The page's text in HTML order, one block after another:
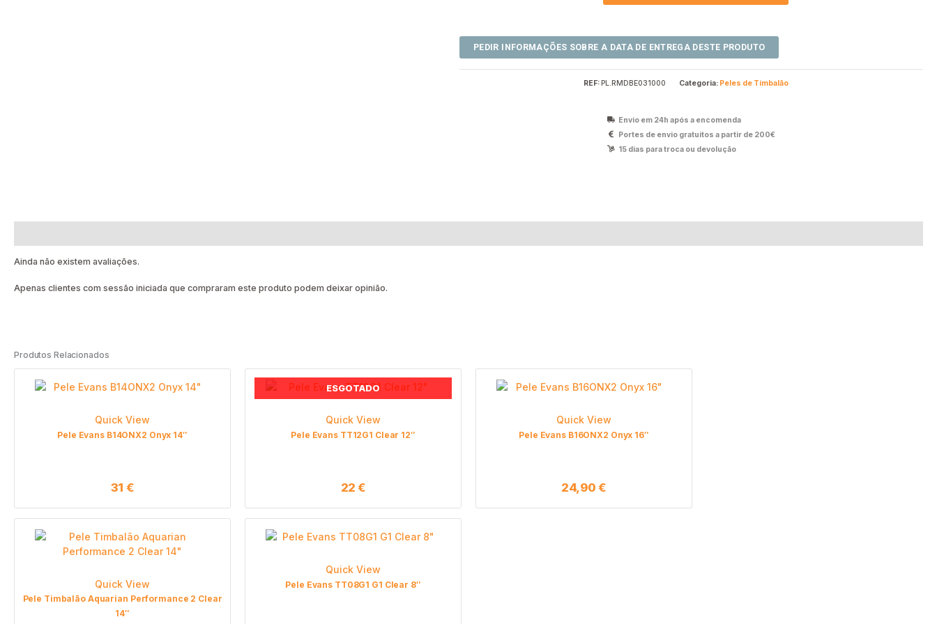
REF:PL.RMDBE031000 Categoria: Peles de Timbalão
Envio em 24h após a encomenda
Portes de envio gratuitos a partir de 200€
15 dias para troca ou devolução
Ainda não existem avaliações.
Apenas clientes com sessão iniciada que compraram este produto podem deixar opinião.
Produtos Relacionados
Quick View
Pele Evans B14ONX2 Onyx 14″
31 €
ESGOTADO
Quick View
Pele Evans TT12G1 Clear 12″
22 €
Quick View
Pele Evans B16ONX2 Onyx 16″
24,90€
Quick View
Pele Timbalão Aquarian Performance 2 Clear
14″
Quick View
Pele Evans TT08G1 G1 Clear 8″